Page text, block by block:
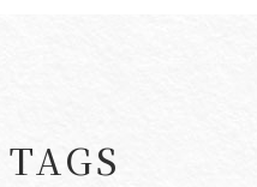
TAGS